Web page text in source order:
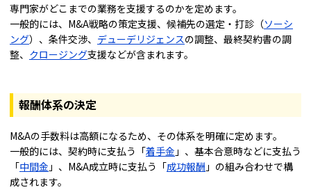
専門家がどこまでの業務を支援するのかを定めます。
一般的には、M&A戦略の策定支援、候補先の選定・打診（ソーシ
ング）、条件交渉、 デューデリジェンスの調整、最終契約書の調
整、 クロージング支援などが含まれます。
報酬体系の決定
M&Aの手数料は高額になるため、その体系を明確に定めます。
一般的には、契約時に支払う「着手金 」、基本合意時などに支払う
「中間金 」、M&A成立時に支払う「成功報酬 」の組み合わせで構
成されます。